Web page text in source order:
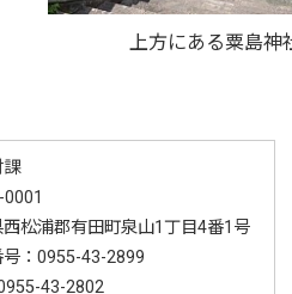
上方にある粟島神
課
0001
松浦郡有田町泉山1丁目4番1号
： 0955-43-2899
43-2802